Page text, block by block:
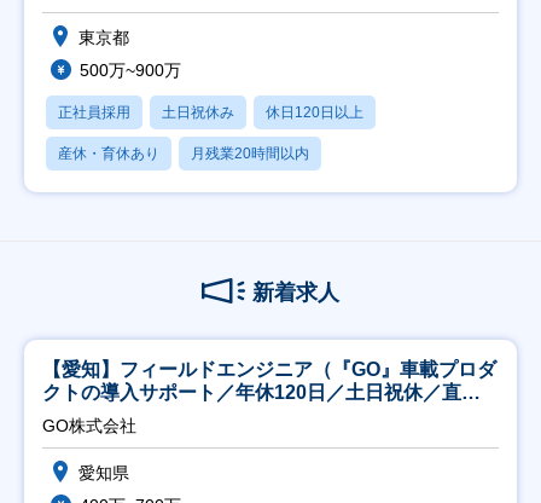
東京都
500万~900万
正社員採用 土日祝休み 休日120日以上
産休・育休あり 月残業20時間以内
新着求人
【愛知】フィールドエンジニア（『GO』車載プロダ
クトの導入サポート／年休120日／土日祝休／直行
直帰
GO株式会社
愛知県